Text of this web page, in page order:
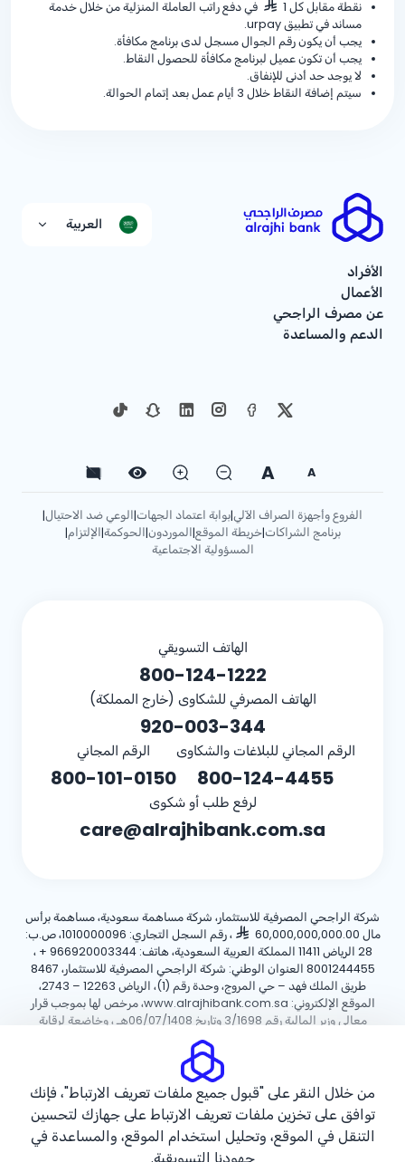
نقطة مقابل كل 1
في دفع راتب العاملة المنزلية من خلال خدمة
مساند في تطبيق urpay.
يجب أن يكون رقم الجوال مسجل لدى برنامج مكافأة.
يجب أن تكون عميل لبرنامج مكافأة للحصول النقاط.
لا يوجد حد أدنى للإنفاق.
سيتم إضافة النقاط خلال 3 أيام عمل بعد إتمام الحوالة.
العربية
الأفراد
الأعمال
عن مصرف الراجحي
الدعم والمساعدة
A
A
الفروع وأجهزة الصراف الآلي|بوابة اعتماد الجهات|الوعي ضد الاحتيال|
برنامج الشراكات|خريطة الموقع|الموردون|الحوكمة|الإلتزام|
المسؤولية الاجتماعية
الهاتف التسويقي
800-124-1222
الهاتف المصرفي للشكاوى (خارج المملكة)
920-003-344
الرقم المجاني للبلاغات والشكاوى
800-124-4455
الرقم المجاني
800-101-0150
لرفع طلب أو شكوى
care@alrajhibank.com.sa
شركة الراجحي المصرفية للاستثمار، شركة مساهمة سعودية، مساهمة برأس
مال 60,000,000,000.00
، رقم السجل التجاري: 1010000096، ص.ب:
28 الرياض 11411 المملكة العربية السعودية، هاتف:
+ 966920003344 ،
8001244455 العنوان الوطني: شركة الراجحي المصرفية للاستثمار، 8467
طريق الملك فهد – حي المروج، وحدة رقم (1)، الرياض 12263 – 2743،
الموقع الإلكتروني: www.alrajhibank.com.sa، مرخص لها بموجب قرار
معالي وزير المالية رقم 3/1698 وتاريخ 06/07/1408هـ ، وخاضعة لرقابة
وإشراف البنك المركزي السعودي.
حقوق الطبع والنشر ©2026 مصرف الراجحي.
سياسة ملفات تعريف الارتباطسياسة الخصوصية الأحكام والشروط
من خلال النقر على "قبول جميع ملفات تعريف الارتباط"، فإنك
توافق على تخزين ملفات تعريف الارتباط على جهازك لتحسين
التنقل في الموقع، وتحليل استخدام الموقع، والمساعدة في